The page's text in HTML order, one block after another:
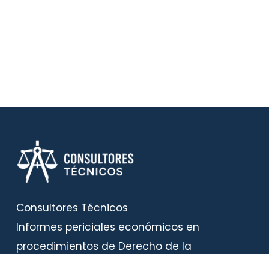
Consultores Técnicos
Informes periciales económicos en
procedimientos de Derecho de la